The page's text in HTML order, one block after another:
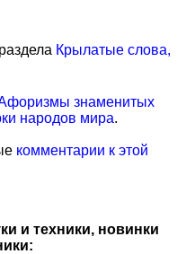
раздела Крылатые слова,
знаменитых
народов мира.
комментарии к этой
и техники, новинки